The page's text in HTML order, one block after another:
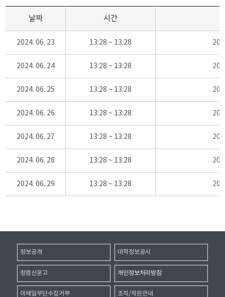
날짜 시간
2024. 06. 23 13:28 ~ 13:28
2024. 06. 24 13:28 ~ 13:28
2024. 06. 25 13:28 ~ 13:28
2024. 06. 26 13:28 ~ 13:28
2024. 06. 27 13:28 ~ 13:28
2024. 06. 28 13:28 ~ 13:28
2024. 06. 29 13:28 ~ 13:28
정보공개 대학정보공시
청렴신문고 개인정보처리방침
이메일무단수집거부 조직/직원안내